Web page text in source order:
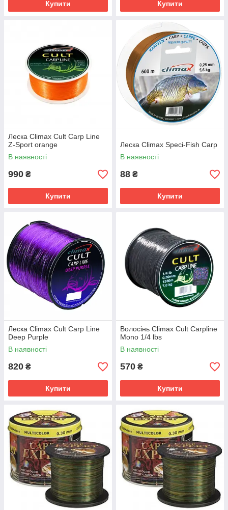
Купити Купити
Леска Climax Cult Carp Line
Z-Sport orange
В наявності
990 ₴
Купити
Леска Climax Speci-Fish Carp
В наявності
88 ₴
Купити
Леска Climax Cult Carp Line
Deep Purple
В наявності
820 ₴
Купити
Волосінь Climax Cult Carpline
Mono 1/4 lbs
В наявності
570 ₴
Купити